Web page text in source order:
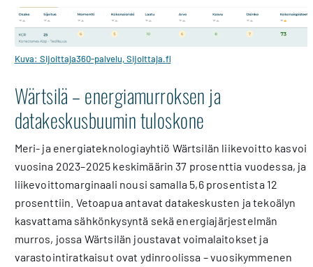
Kuva: Sijoittaja360-palvelu, Sijoittaja.fi
Wärtsilä – energiamurroksen ja
datakeskusbuumin tuloskone
Meri- ja energiateknologiayhtiö Wärtsilän liikevoitto kasvoi
vuosina 2023–2025 keskimäärin 37 prosenttia vuodessa, ja
liikevoittomarginaali nousi samalla 5,6 prosentista 12
prosenttiin. Vetoapua antavat datakeskusten ja tekoälyn
kasvattama sähkönkysyntä sekä energiajärjestelmän
murros, jossa Wärtsilän joustavat voimalaitokset ja
varastointiratkaisut ovat ydinroolissa – vuosikymmenen